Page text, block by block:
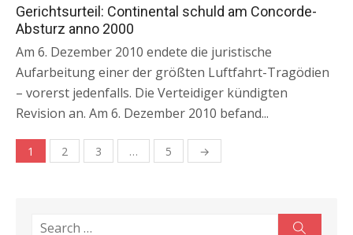
on
Gerichtsurteil: Continental schuld am Concorde-
Absturz anno 2000
Am 6. Dezember 2010 endete die juristische
Aufarbeitung einer der größten Luftfahrt-Tragödien
– vorerst jedenfalls. Die Verteidiger kündigten
Revision an. Am 6. Dezember 2010 befand...
Beitragsnavigation
1 2 3 … 5 →
Search